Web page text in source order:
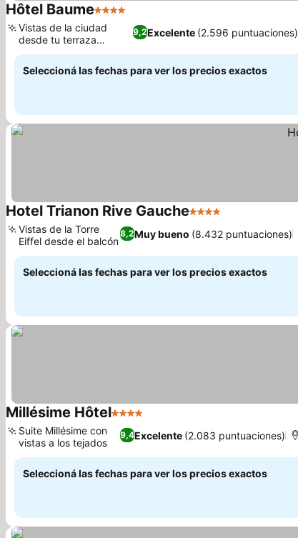
Hôtel Baume4 Estrellas
9,2Excelente (2.596 puntuaciones)
Vistas de la ciudad
desde tu terraza
privada
Seleccioná las fechas para ver los precios exactos
Hotel Trianon Rive Gauche4 Estrellas
8,2Muy bueno (8.432 puntuaciones)
Vistas de la Torre
Eiffel desde el balcón
Seleccioná las fechas para ver los precios exactos
Millésime Hôtel4 Estrellas
9,4Excelente (2.083 puntuaciones)
Suite Millésime con
vistas a los tejados
Seleccioná las fechas para ver los precios exactos